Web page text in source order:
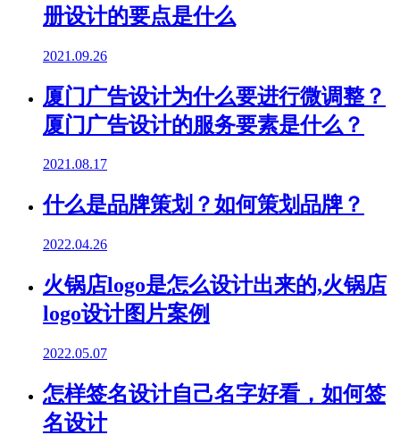
册设计的要点是什么
2021.09.26
厦门广告设计为什么要进行微调整？
厦门广告设计的服务要素是什么？
2021.08.17
什么是品牌策划？如何策划品牌？
2022.04.26
火锅店logo是怎么设计出来的,火锅店
logo设计图片案例
2022.05.07
怎样签名设计自己名字好看，如何签
名设计